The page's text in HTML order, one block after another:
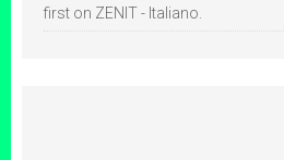
first on ZENIT - Italiano.